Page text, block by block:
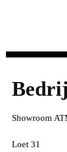
Showroom
Loet 31